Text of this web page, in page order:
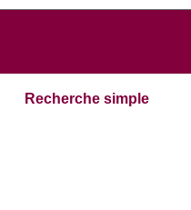
Recherche simple